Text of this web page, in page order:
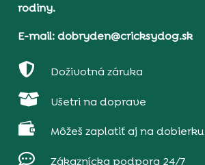
rodiny.
E-mail: dobryden@cricksydog.sk
 Doživotná záruka
 Ušetri na doprave
 Môžeš zaplatiť aj na dobierku
 Zákaznícka podpora 24/7